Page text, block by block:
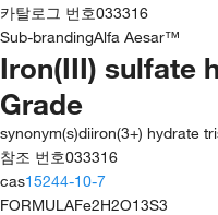
카탈로그 번호033316
Sub-brandingAlfa Aesar™
Iron(III) sulfate
Grade
synonym(s)diiron(3+) hydrate
참조 번호033316
cas15244-10-7
FORMULAFe2H2O13S3